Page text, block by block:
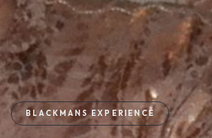
BLACKMANS EXPERIENCE